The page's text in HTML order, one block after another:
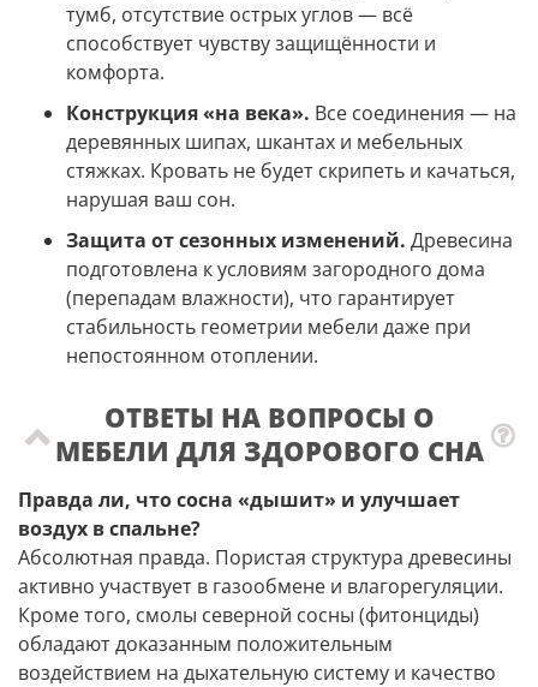
тумб, отсутствие острых углов — всё
способствует чувству защищённости и
комфорта.
Конструкция «на века». Все соединения — на
деревянных шипах, шкантах и мебельных
стяжках. Кровать не будет скрипеть и качаться,
нарушая ваш сон.
Защита от сезонных изменений. Древесина
подготовлена к условиям загородного дома
(перепадам влажности), что гарантирует
стабильность геометрии мебели даже при
непостоянном отоплении.
ОТВЕТЫ НА ВОПРОСЫ О
МЕБЕЛИ ДЛЯ ЗДОРОВОГО СНА
Правда ли, что сосна «дышит» и улучшает
воздух в спальне?
Абсолютная правда. Пористая структура древесины
активно участвует в газообмене и влагорегуляции.
Кроме того, смолы северной сосны (фитонциды)
обладают доказанным положительным
воздействием на дыхательную систему и качество